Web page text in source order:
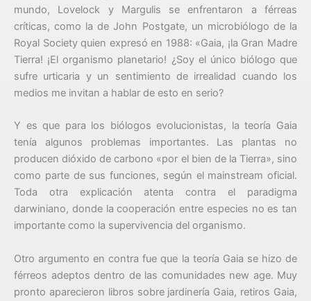
mundo, Lovelock y Margulis se enfrentaron a férreas
críticas, como la de John Postgate, un microbiólogo de la
Royal Society quien expresó en 1988: «Gaia, ¡la Gran Madre
Tierra! ¡El organismo planetario! ¿Soy el único biólogo que
sufre urticaria y un sentimiento de irrealidad cuando los
medios me invitan a hablar de esto en serio?
Y es que para los biólogos evolucionistas, la teoría Gaia
tenía algunos problemas importantes. Las plantas no
producen dióxido de carbono «por el bien de la Tierra», sino
como parte de sus funciones, según el mainstream oficial.
Toda otra explicación atenta contra el paradigma
darwiniano, donde la cooperación entre especies no es tan
importante como la supervivencia del organismo.
Otro argumento en contra fue que la teoría Gaia se hizo de
férreos adeptos dentro de las comunidades new age. Muy
pronto aparecieron libros sobre jardinería Gaia, retiros Gaia,